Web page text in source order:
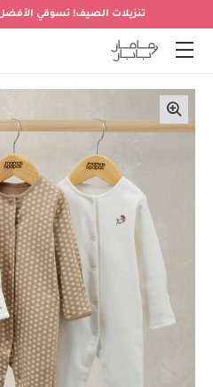
تنزيلات الصيف! تسوقي الأفضل